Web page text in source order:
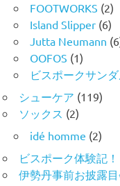
FOOTWORKS (2)
Island Slipper (6)
Jutta Neumann
OOFOS (1)
ビスポークサン
シューケア (119)
ソックス (2)
idé homme (2)
ビスポーク体験記！
伊勢丹事前お披露